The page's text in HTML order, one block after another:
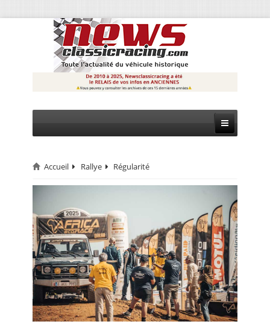
CIRCUIT
MONTAGNE
EVÈNEMENTS
CALENDRIER
FOCUS
Accueil Rallye Régularité